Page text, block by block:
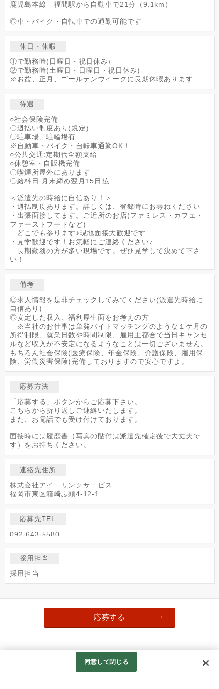
鹿児島本線 福間駅から自動車で21分（9.1km）
◎車・バイク・自転車での通勤可能です
休日・休暇
①で勤務時(日曜日・祝日休み)
②で勤務時(土曜日・日曜日・祝日休み)
※お盆、正月、ゴールデンウイークに長期休暇あります
待遇
○社会保険完備
〇週払い制度あり(規定)
〇駐車場、駐輪場有
※自動車・バイク・自転車通勤OK！
○公共交通:定期代全額支給
○休憩室・自販機完備
〇喫煙所屋外にあります
〇給料日:月末締め翌月15日払
＜派遣先の時給に自信あり！＞
・週払制度あります。詳しくは、登録時にお尋ねください
・出張面接してます。ご近所のお店(ファミレス・カフェ・
ファーストフードなど)
どこでも参ります♪現地面接大歓迎です
・見学歓迎です！お気軽にご連絡ください♪
長期勤務の方が多い現場です。ぜひ見学して決めて下さ
い！
備考
◎求人情報を是非チェックしてみてください(派遣先時給に
自信あり)
◎安定した収入、福利厚生面をお考えの方
※当社のお仕事は単発バイトマッチングのような１ケ月の
所得制限、就業日数や時間制限、雇用主都合で当日キャンセ
ルなど収入が不安定になるようなことは一切ございません。
もちろん社会保険(医療保険、年金保険、介護保険、雇用保
険、労働災害保険)完備しておりますので安心ですよ。
応募方法
「応募する」ボタンからご応募下さい。
こちらから折り返しご連絡いたします。
また、お電話でも受け付けております。
面接時には履歴書（写真の貼付は派遣先確定後で大丈夫で
す）をお持ちください。
連絡先住所
株式会社アイ・リンクサービス
福岡市東区箱崎ふ頭4-12-1
応募先TEL
092-643-5580
採用担当
採用担当
応募する
Copyright (c) アイ・リンクグループ. All Rights Reserved.
同意して閉じる